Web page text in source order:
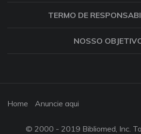
TERMO DE
NOSSO
Home Anuncie aqui
© 2000 - 2019 Bibliomed, Inc.